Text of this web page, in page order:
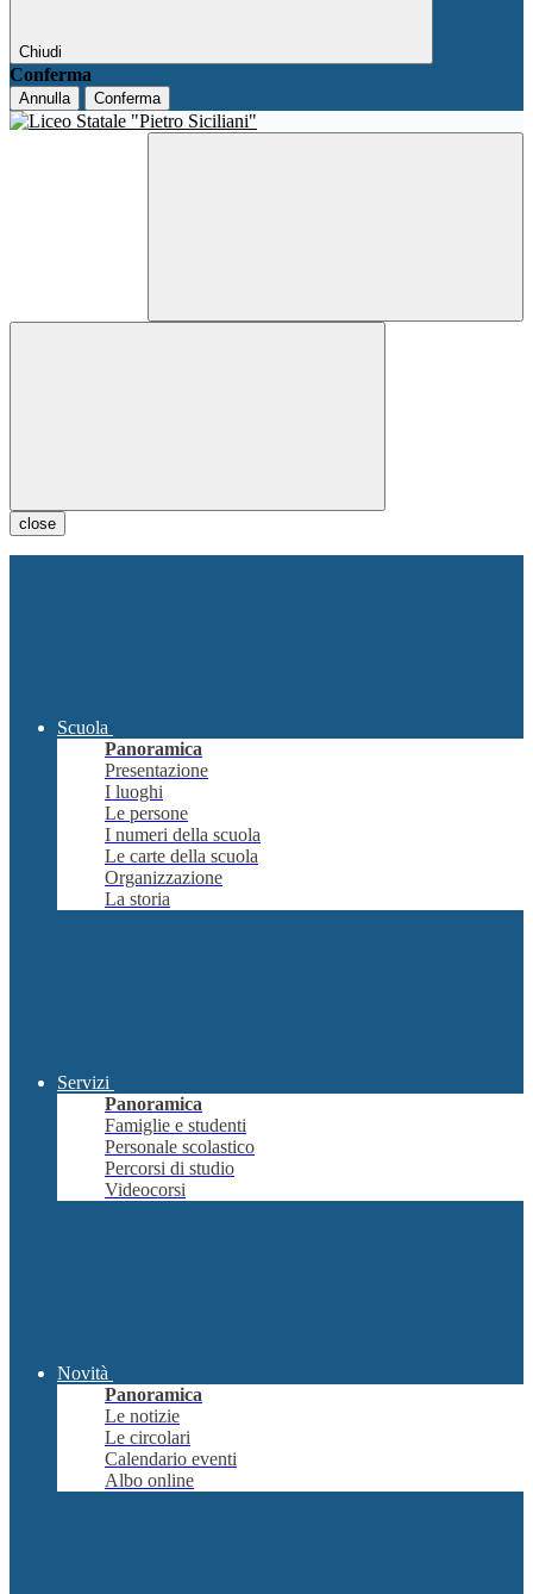
Chiudi
Conferma
Annulla Conferma
close
Scuola
Panoramica
Presentazione
I luoghi
Le persone
I numeri della scuola
Le carte della scuola
Organizzazione
La storia
Servizi
Panoramica
Famiglie e studenti
Personale scolastico
Percorsi di studio
Videocorsi
Novità
Panoramica
Le notizie
Le circolari
Calendario eventi
Albo online